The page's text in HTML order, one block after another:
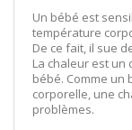
Un bébé est
température
De ce fait, il sue
La chaleur est
bébé. Comme
corporelle, une
problèmes.